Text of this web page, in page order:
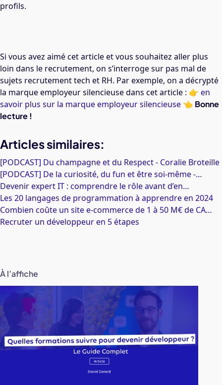
profils.
Si vous avez aimé cet article et vous souhaitez aller plus
loin dans le recrutement, on s’interroge sur pas mal de
sujets recrutement tech et RH. Par exemple, on a décrypté
la marque employeur silencieuse dans cet article : 👉 en
savoir plus sur la marque employeur silencieuse 👈 Bonne
lecture !
Articles similaires:
[PODCAST] Du champagne et du Respect - Coralie Broteille
[PODCAST] De la curiosité, du fun et être soi-même -…
Devenir expert IT : comprendre le rôle avant d’en…
Les 20 langages de programmation à apprendre en 2024
Combien coûte un site e-commerce de 1 à 50 M€ de CA…
Recruter un développeur en 5 étapes
À l’affiche